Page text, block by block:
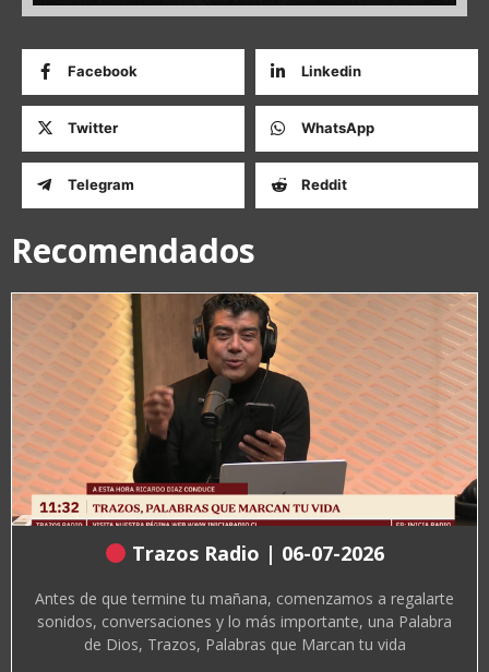
Facebook Linkedin
Twitter WhatsApp
Telegram Reddit
Recomendados
Trazos Radio | 06-07-2026
Antes de que termine tu mañana, comenzamos a regalarte
sonidos, conversaciones y lo más importante, una Palabra
de Dios, Trazos, Palabras que Marcan tu vida